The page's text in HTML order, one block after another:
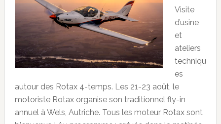
Visite
d’usine
et
ateliers
techniqu
es
autour des Rotax 4-temps. Les 21-23 août, le
motoriste Rotax organise son traditionnel fly-in
annuel à Wels, Autriche. Tous les moteur Rotax sont